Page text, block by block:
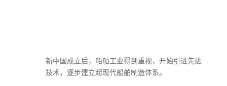
新中国成立后，船舶工业得到重视，开始引进先进
技术，逐步建立起现代船舶制造体系。